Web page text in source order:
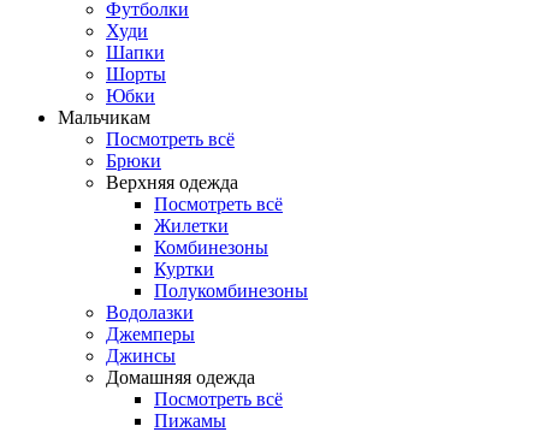
Футболки
Худи
Шапки
Шорты
Юбки
Мальчикам
Посмотреть всё
Брюки
Верхняя одежда
Посмотреть всё
Жилетки
Комбинезоны
Куртки
Полукомбинезоны
Водолазки
Джемперы
Джинсы
Домашняя одежда
Посмотреть всё
Пижамы